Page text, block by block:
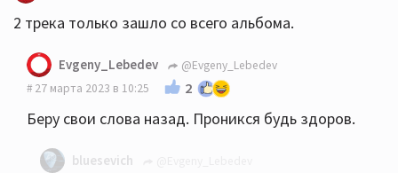
2 трека только зашло со всего альбома.
Evgeny_Lebedev
@Evgeny_Lebedev
27 марта 2023 в 10:25
2
Беру свои слова назад. Проникся будь здоров.
bluesevich